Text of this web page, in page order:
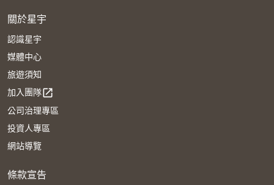
關於星宇
認識星宇
媒體中心
旅遊須知
加入團隊open_in_new
公司治理專區
投資人專區
網站導覽
條款宣告